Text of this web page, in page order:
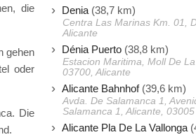
die
gehen
oder
Die
Denia (38,7 km)
Centra Las Marinas Km. 01,
Alicante
Dénia Puerto (38,8 km)
Estacion Maritima, Moll De
03700, Alicante
Alicante Bahnhof(39,6 km)
Avda. De Salamanca 1,
Salamanca 1, Alicante, 03005
Alicante Pla De La Vallonga